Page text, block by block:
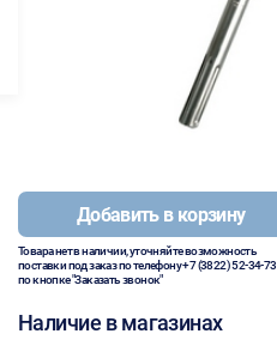
Добавить в корзину
Товара нет в наличии, уточняйте возможность
поставки под заказ по телефону+7 (3822) 52-34-73
по кнопке "Заказать звонок"
Наличие в магазинах